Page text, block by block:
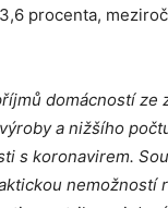
procenta,
domácností ze
a nižšího
s koronavirem.
nemožností